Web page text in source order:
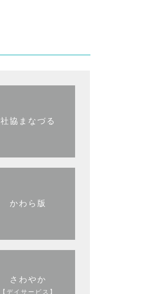
社協まなづる
かわら版
さわやか
【デイサービス】